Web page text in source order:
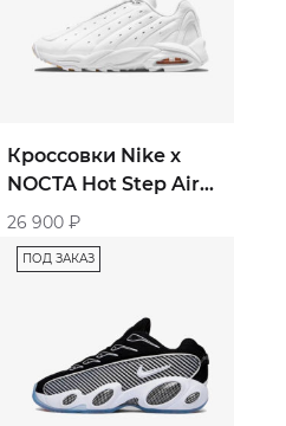
Кроссовки Nike x
NOCTA Hot Step Air
Terra «Triple White»
26 900 ₽
ПОД ЗАКАЗ